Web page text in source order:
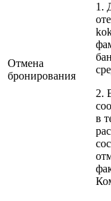
Отмена
бронирования
1.
2.
в